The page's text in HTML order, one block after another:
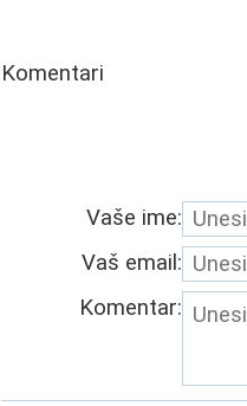
Komentari
Vaše ime:
Vaš email:
Komentar: